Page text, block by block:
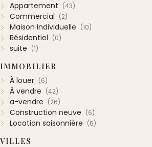
Appartement (43)
Commercial (2)
Maison individuelle (10)
Résidentiel (0)
suite (1)
IMMOBILIER
À louer (6)
À vendre (42)
a-vendre (26)
Construction neuve (6)
Location saisonnière (6)
VILLES